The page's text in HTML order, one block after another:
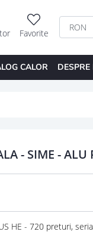
Favorite
CALOR DESPRE
- SIME - ALU
HE - 720 preturi,